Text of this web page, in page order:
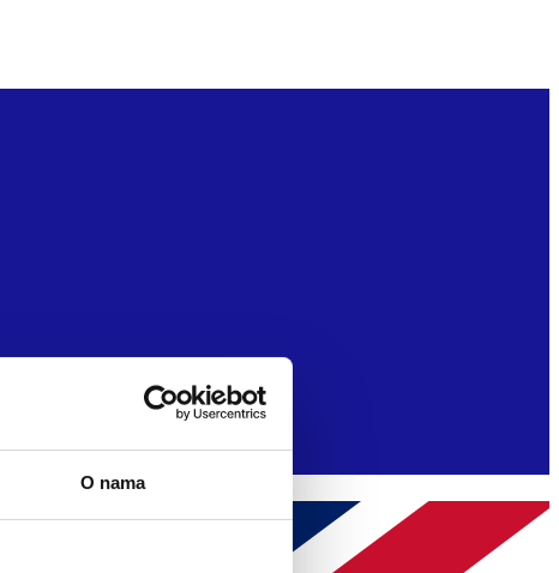
O nama